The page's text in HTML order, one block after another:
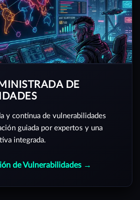
DE
y continua de vulnerabilidades
guiada por expertos y una
integrada.
de Vulnerabilidades →